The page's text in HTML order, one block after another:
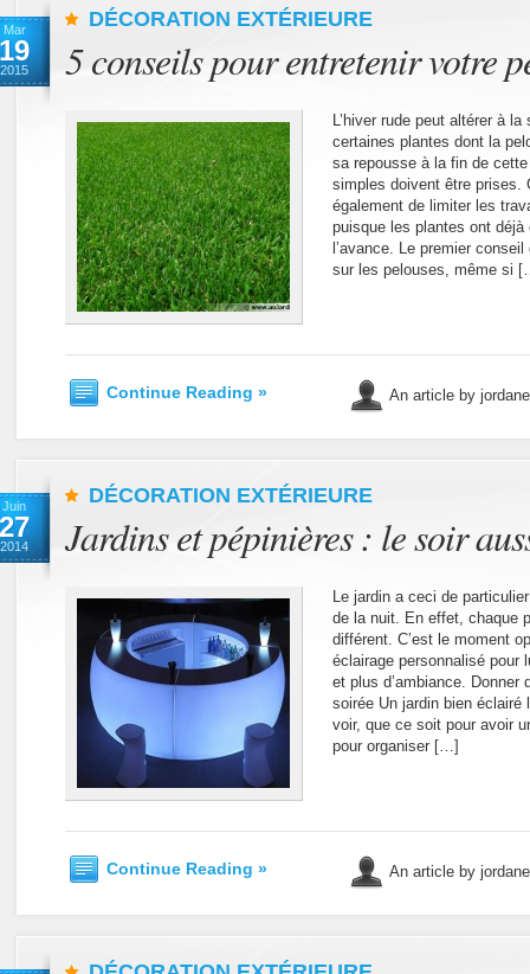
Mar
19
2015
DÉCORATION EXTÉRIEURE
5 conseils pour entretenir votre
L’hiver rude peut altérer à
certaines plantes dont la
sa repousse à la fin de
simples doivent être prises.
également de limiter les
puisque les plantes ont
l’avance. Le premier
sur les pelouses, même si
Continue Reading » An article by
Juin
27
2014
DÉCORATION EXTÉRIEURE
Jardins et pépinières : le soir
Le jardin a ceci de
de la nuit. En effet, chaque
différent. C’est le moment
éclairage personnalisé pour
et plus d’ambiance. Donner
soirée Un jardin bien
voir, que ce soit pour avoir
pour organiser […]
Continue Reading » An article by